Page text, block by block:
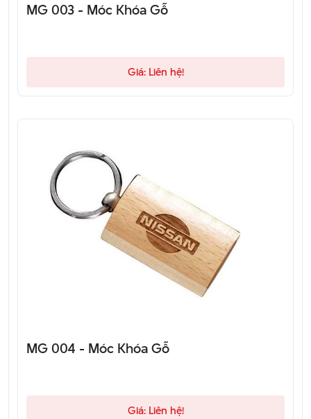
MG 003 - Móc Khóa Gỗ
Giá: Liên hệ!
MG 004 - Móc Khóa Gỗ
Giá: Liên hệ!